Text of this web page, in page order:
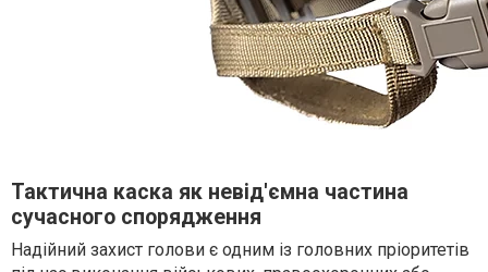
Тактична каска як невід'ємна частина
сучасного спорядження
Надійний захист голови є одним із головних пріоритетів